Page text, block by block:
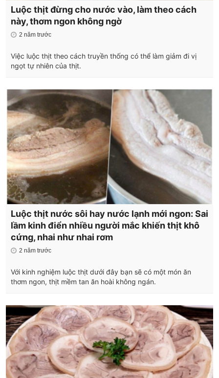
Luộc thịt đừng cho nước vào, làm theo cách
này, thơm ngon không ngờ
2 năm trước
Việc luộc thịt theo cách truyền thống có thể làm giảm đi vị
ngọt tự nhiên của thịt.
Luộc thịt nước sôi hay nước lạnh mới ngon: Sai
lầm kinh điển nhiều người mắc khiến thịt khô
cứng, nhai như nhai rơm
2 năm trước
Với kinh nghiệm luộc thịt dưới đây bạn sẽ có một món ăn
thơm ngon, thịt mềm tan ăn hoài không ngán.